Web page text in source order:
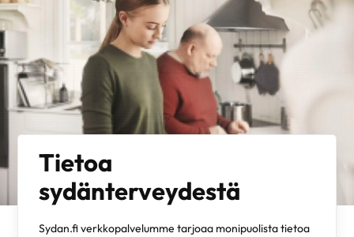
Tietoa
sydänterveydestä
Sydan.fi verkkopalvelumme tarjoaa monipuolista tietoa